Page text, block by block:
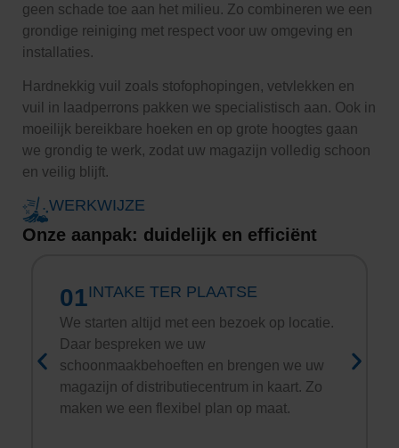
geen schade toe aan het milieu. Zo combineren we een
grondige reiniging met respect voor uw omgeving en
installaties.
Hardnekkig vuil zoals stofophopingen, vetvlekken en
vuil in laadperrons pakken we specialistisch aan. Ook in
moeilijk bereikbare hoeken en op grote hoogtes gaan
we grondig te werk, zodat uw magazijn volledig schoon
en veilig blijft.
WERKWIJZE
Onze aanpak: duidelijk en efficiënt
01INTAKE TER PLAATSE
We starten altijd met een bezoek op locatie.
Daar bespreken we uw
schoonmaakbehoeften en brengen we uw
magazijn of distributiecentrum in kaart. Zo
maken we een flexibel plan op maat.